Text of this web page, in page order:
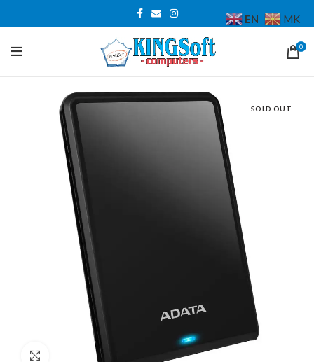
0
SOLD OUT
Click to enlarge
EN MK